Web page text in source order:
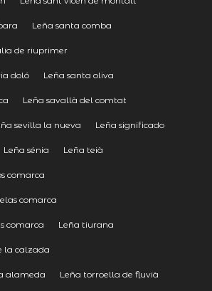
Leña santa comba
de riuprimer
doló Leña santa oliva
Leña savallà del comtat
sevilla la nueva Leña significado
Leña sénia Leña teià
comarca
comarca
comarca Leña tiurana
la calzada
alameda Leña torroella de fluvià